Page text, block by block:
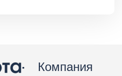
Компания